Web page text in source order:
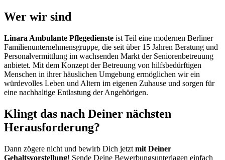
Wer wir sind
Linara Ambulante Pflegedienste ist Teil eine modernen Berliner
Familienunternehmensgruppe, die seit über 15 Jahren Beratung und
Personalvermittlung im wachsenden Markt der Seniorenbetreuung
anbietet. Mit dem Konzept der Betreuung von hilfsbedürftigen
Menschen in ihrer häuslichen Umgebung ermöglichen wir ein
würdevolles Leben und Altern im eigenen Zuhause und sorgen für
eine nachhaltige Entlastung der Angehörigen.
Klingt das nach Deiner nächsten
Herausforderung?
Dann zögere nicht und bewirb Dich jetzt mit Deiner
Gehaltsvorstellung! Sende Deine Bewerbungsunterlagen einfach